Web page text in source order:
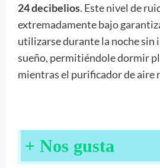
24 decibelios. Este nivel de
extremadamente bajo
utilizarse durante la noche sin
sueño, permitiéndole dormir
mientras el purificador de aire
+ Nos gusta